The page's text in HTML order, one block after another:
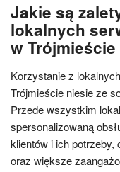
Jakie są
lokalnych
w Trójmieście
Korzystanie z
Trójmieście niesie ze
Przede wszystkim
spersonalizowaną
klientów i ich potrzeby,
oraz większe